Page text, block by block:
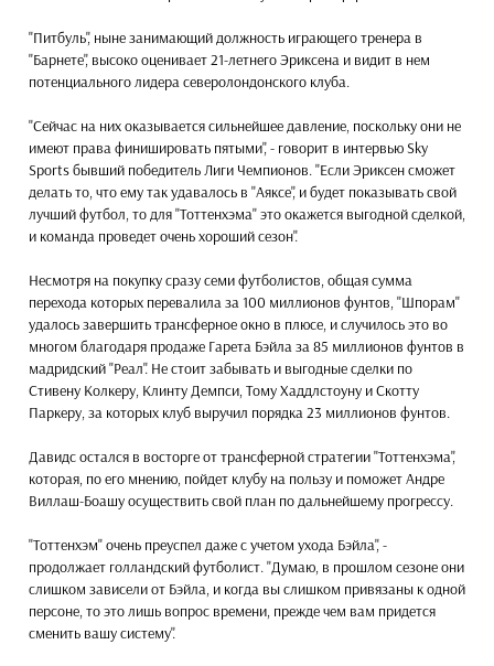
"Питбуль", ныне занимающий должность играющего тренера в
"Барнете", высоко оценивает 21-летнего Эриксена и видит в нем
потенциального лидера северолондонского клуба.
"Сейчас на них оказывается сильнейшее давление, поскольку они не
имеют права финишировать пятыми", - говорит в интервью Sky
Sports бывший победитель Лиги Чемпионов. "Если Эриксен сможет
делать то, что ему так удавалось в "Аяксе", и будет показывать свой
лучший футбол, то для "Тоттенхэма" это окажется выгодной сделкой,
и команда проведет очень хороший сезон".
Несмотря на покупку сразу семи футболистов, общая сумма
перехода которых перевалила за 100 миллионов фунтов, "Шпорам"
удалось завершить трансферное окно в плюсе, и случилось это во
многом благодаря продаже Гарета Бэйла за 85 миллионов фунтов в
мадридский "Реал". Не стоит забывать и выгодные сделки по
Стивену Колкеру, Клинту Демпси, Тому Хаддлстоуну и Скотту
Паркеру, за которых клуб выручил порядка 23 миллионов фунтов.
Давидс остался в восторге от трансферной стратегии "Тоттенхэма",
которая, по его мнению, пойдет клубу на пользу и поможет Андре
Виллаш-Боашу осуществить свой план по дальнейшему прогрессу.
"Тоттенхэм" очень преуспел даже с учетом ухода Бэйла", -
продолжает голландский футболист. "Думаю, в прошлом сезоне они
слишком зависели от Бэйла, и когда вы слишком привязаны к одной
персоне, то это лишь вопрос времени, прежде чем вам придется
сменить вашу систему".